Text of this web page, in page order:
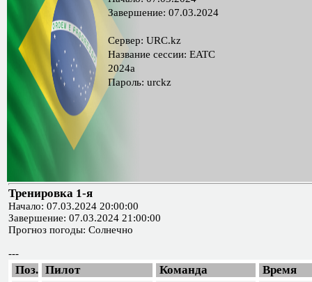
Завершение: 07.03.2024
Сервер: URC.kz
Название сессии: EATC
2024a
Пароль: urckz
Тренировка 1-я
Начало: 07.03.2024 20:00:00
Завершение: 07.03.2024 21:00:00
Прогноз погоды: Солнечно
---
Поз. Пилот Команда Время